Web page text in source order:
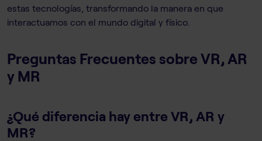
estas tecnologías, transformando la manera en que
interactuamos con el mundo digital y físico.
Preguntas Frecuentes sobre VR, AR
y MR
¿Qué diferencia hay entre VR, AR y
MR?